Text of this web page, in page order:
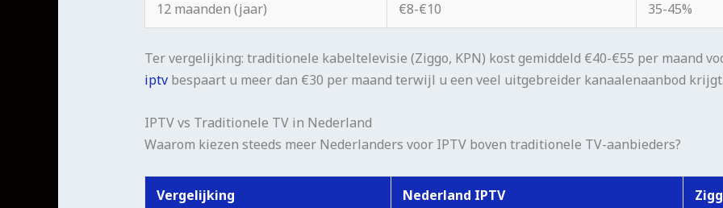
12 maanden (jaar) €8-€10 35-45%
Ter vergelijking: traditionele kabeltelevisie (Ziggo, KPN) kost gemiddeld €40-€55 per maand
iptvbespaart u meer dan €30 per maand terwijl u een veel uitgebreider kanaalenaanbod krijgt.
IPTV vs Traditionele TV in Nederland
Waarom kiezen steeds meer Nederlanders voor IPTV boven traditionele TV-aanbieders?
Vergelijking Nederland IPTV